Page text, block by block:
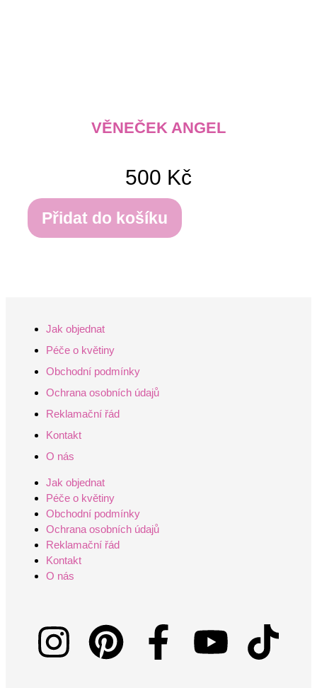
VĚNEČEK ANGEL
500 Kč
Přidat do košíku
Jak objednat
Péče o květiny
Obchodní podmínky
Ochrana osobních údajů
Reklamační řád
Kontakt
O nás
Jak objednat
Péče o květiny
Obchodní podmínky
Ochrana osobních údajů
Reklamační řád
Kontakt
O nás